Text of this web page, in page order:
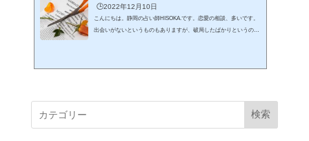
🕒️2022年12月10日
こんにちは。静岡の占い師HISOKA.です。恋愛の相談、多いです。
出会いがないというものもありますが、破局したばかりというのは
いた方がいいです。ネオヒソカでは本質的な部分を土台にして判断
検索